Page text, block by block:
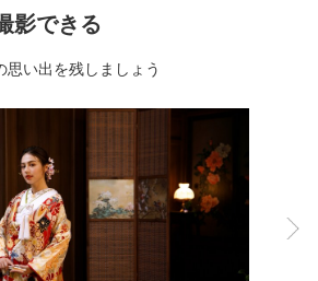
ブログ
スタジオトップ
影できる
思い出を残しましょう